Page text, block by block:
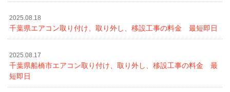
2025.08.18
千葉県エアコン取り付け、取り外し、移設工事の料金 最短即日
2025.08.17
千葉県船橋市エアコン取り付け、取り外し、移設工事の料金 最
短即日